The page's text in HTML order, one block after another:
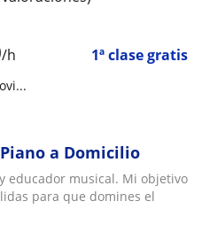
/h 1ª clase gratis
a Domicilio
educador musical. Mi objetivo
para que domines el